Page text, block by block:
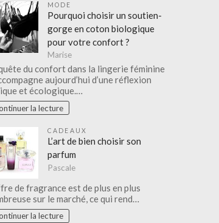
MODE
Pourquoi choisir un soutien-
gorge en coton biologique
pour votre confort ?
Marise
du confort dans la lingerie féminine
aujourd’hui d’une réflexion
et écologique.…
la lecture
CADEAUX
L’art de bien choisir son
parfum
Pascale
de fragrance est de plus en plus
sur le marché, ce qui rend…
la lecture